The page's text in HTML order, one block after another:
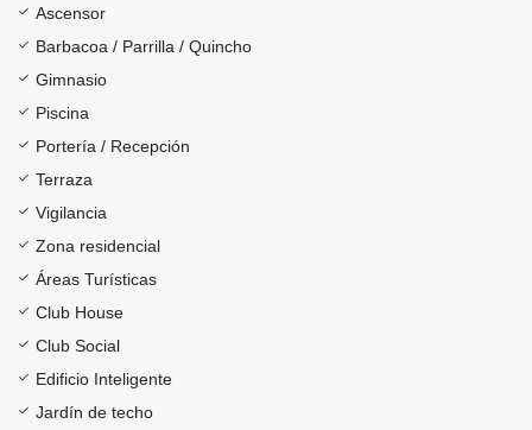
Ascensor
Barbacoa / Parrilla / Quincho
Gimnasio
Piscina
Portería / Recepción
Terraza
Vigilancia
Zona residencial
Áreas Turísticas
Club House
Club Social
Edificio Inteligente
Jardín de techo